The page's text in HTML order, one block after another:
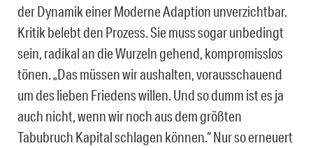
der Dynamik einer Moderne Adaption unverzichtbar.
Kritik belebt den Prozess. Sie muss sogar unbedingt
sein, radikal an die Wurzeln gehend, kompromisslos
tönen. „Das müssen wir aushalten, vorausschauend
um des lieben Friedens willen. Und so dumm ist es ja
auch nicht, wenn wir noch aus dem größten
Tabubruch Kapital schlagen können.“ Nur so erneuert